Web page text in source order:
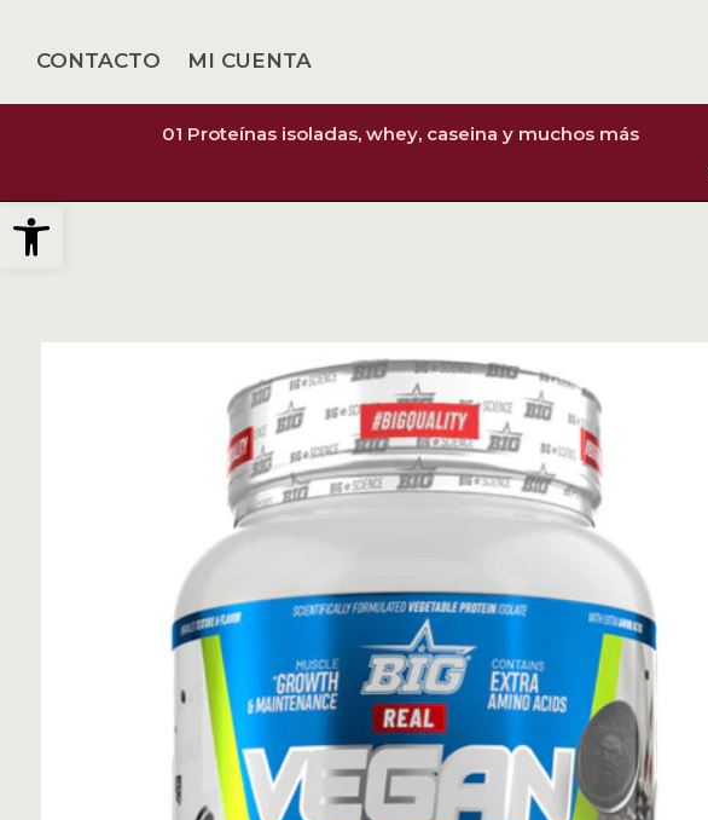
Abrir barra de herramientas
CONTACTO MI CUENTA
01 Proteínas isoladas, whey, caseina y muchos más